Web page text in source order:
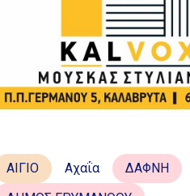
ΑΙΓΙΟ Αχαΐα
ΔΑΦΝΗ